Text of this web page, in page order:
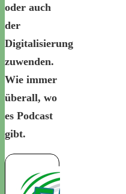
oder auch
der
Digitalisierung
zuwenden.
Wie immer
überall, wo
es Podcast
gibt.